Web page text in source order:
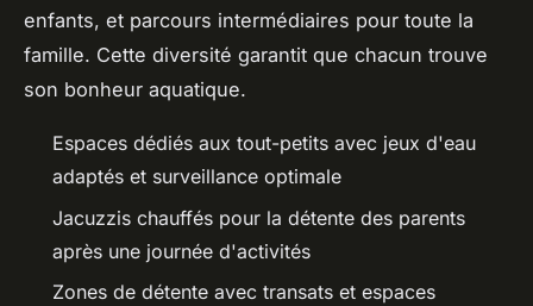
enfants, et parcours intermédiaires pour toute la
famille. Cette diversité garantit que chacun trouve
son bonheur aquatique.
Espaces dédiés aux tout-petits avec jeux d'eau
adaptés et surveillance optimale
Jacuzzis chauffés pour la détente des parents
après une journée d'activités
Zones de détente avec transats et espaces